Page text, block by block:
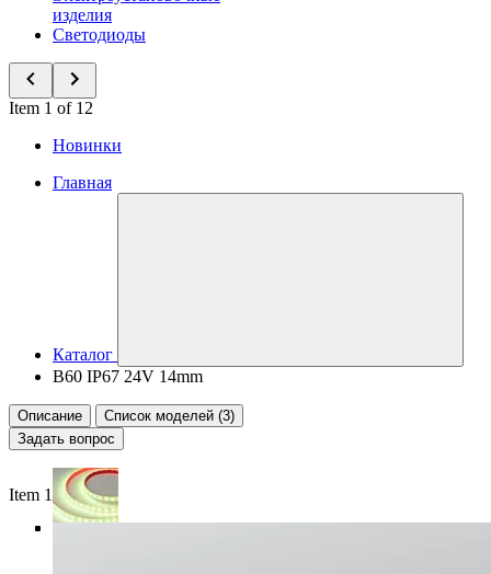
изделия
Светодиоды
Item 1 of 12
Новинки
Главная
Каталог
B60 IP67 24V 14mm
Описание
Список моделей (3)
Задать вопрос
Item 1 of 6